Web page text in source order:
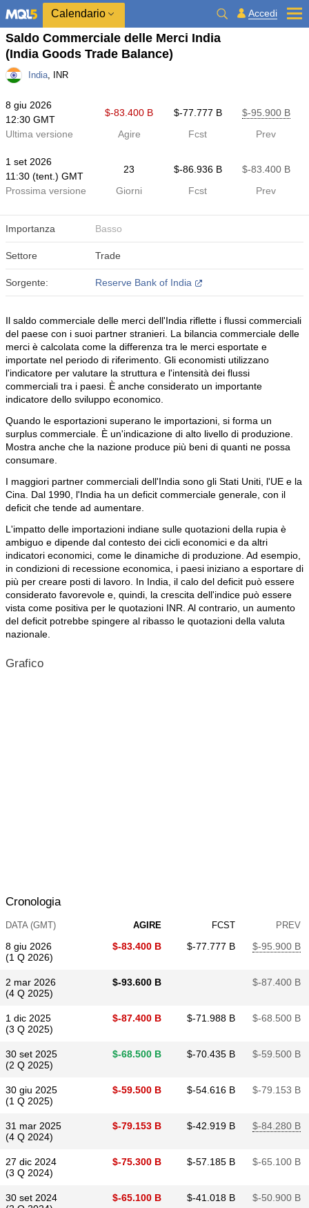
Calendario Accedi
Saldo Commerciale delle Merci India
(India Goods Trade Balance)
India, INR
8 giu 2026
12:30 GMT
$​-83.400 B $​-77.777 B
$​-95.900 B
Ultima versione
Agire Fcst Prev
1 set 2026
11:30 (tent.) GMT
23 $​-86.936 B
$​-83.400 B
Prossima versione
Giorni Fcst Prev
Importanza Basso
Settore Trade
Sorgente: Reserve Bank of India
Il saldo commerciale delle merci dell'India riflette i flussi commerciali
del paese con i suoi partner stranieri. La bilancia commerciale delle
merci è calcolata come la differenza tra le merci esportate e
importate nel periodo di riferimento. Gli economisti utilizzano
l'indicatore per valutare la struttura e l'intensità dei flussi
commerciali tra i paesi. È anche considerato un importante
indicatore dello sviluppo economico.
Quando le esportazioni superano le importazioni, si forma un
surplus commerciale. È un'indicazione di alto livello di produzione.
Mostra anche che la nazione produce più beni di quanti ne possa
consumare.
I maggiori partner commerciali dell'India sono gli Stati Uniti, l'UE e la
Cina. Dal 1990, l'India ha un deficit commerciale generale, con il
deficit che tende ad aumentare.
L'impatto delle importazioni indiane sulle quotazioni della rupia è
ambiguo e dipende dal contesto dei cicli economici e da altri
indicatori economici, come le dinamiche di produzione. Ad esempio,
in condizioni di recessione economica, i paesi iniziano a esportare di
più per creare posti di lavoro. In India, il calo del deficit può essere
considerato favorevole e, quindi, la crescita dell'indice può essere
vista come positiva per le quotazioni INR. Al contrario, un aumento
del deficit potrebbe spingere al ribasso le quotazioni della valuta
nazionale.
Grafico
Cronologia
DATA (GMT) AGIRE FCST PREV
8 giu 2026
(1 Q 2026)
$​-83.400 B $​-77.777 B $​-95.900 B
2 mar 2026
(4 Q 2025)
$​-93.600 B $​-87.400 B
1 dic 2025
(3 Q 2025)
$​-87.400 B $​-71.988 B $​-68.500 B
30 set 2025
(2 Q 2025)
$​-68.500 B $​-70.435 B $​-59.500 B
30 giu 2025
(1 Q 2025)
$​-59.500 B $​-54.616 B $​-79.153 B
31 mar 2025
(4 Q 2024)
$​-79.153 B $​-42.919 B $​-84.280 B
27 dic 2024
(3 Q 2024)
$​-75.300 B $​-57.185 B $​-65.100 B
30 set 2024
$​-65.100 B $​-41.018 B $​-50.900 B